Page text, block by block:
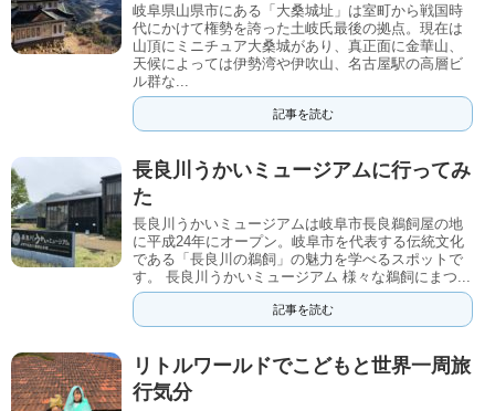
岐阜県山県市にある「大桑城址」は室町から戦国時
代にかけて権勢を誇った土岐氏最後の拠点。現在は
山頂にミニチュア大桑城があり、真正面に金華山、
天候によっては伊勢湾や伊吹山、名古屋駅の高層ビ
ル群な...
記事を読む
長良川うかいミュージアムに行ってみ
た
長良川うかいミュージアムは岐阜市長良鵜飼屋の地
に平成24年にオープン。岐阜市を代表する伝統文化
である「長良川の鵜飼」の魅力を学べるスポットで
す。 長良川うかいミュージアム 様々な鵜飼にまつ...
記事を読む
リトルワールドでこどもと世界一周旅
行気分